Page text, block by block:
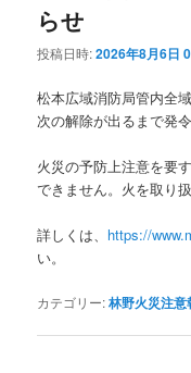
らせ
投稿日時:2026年8月6日
松本広域消防局管内全
次の解除が出るまで発
火災の予防上注意を要
できません。火を取り
詳しくは、 https://
い。
カテゴリー:林野火災注意